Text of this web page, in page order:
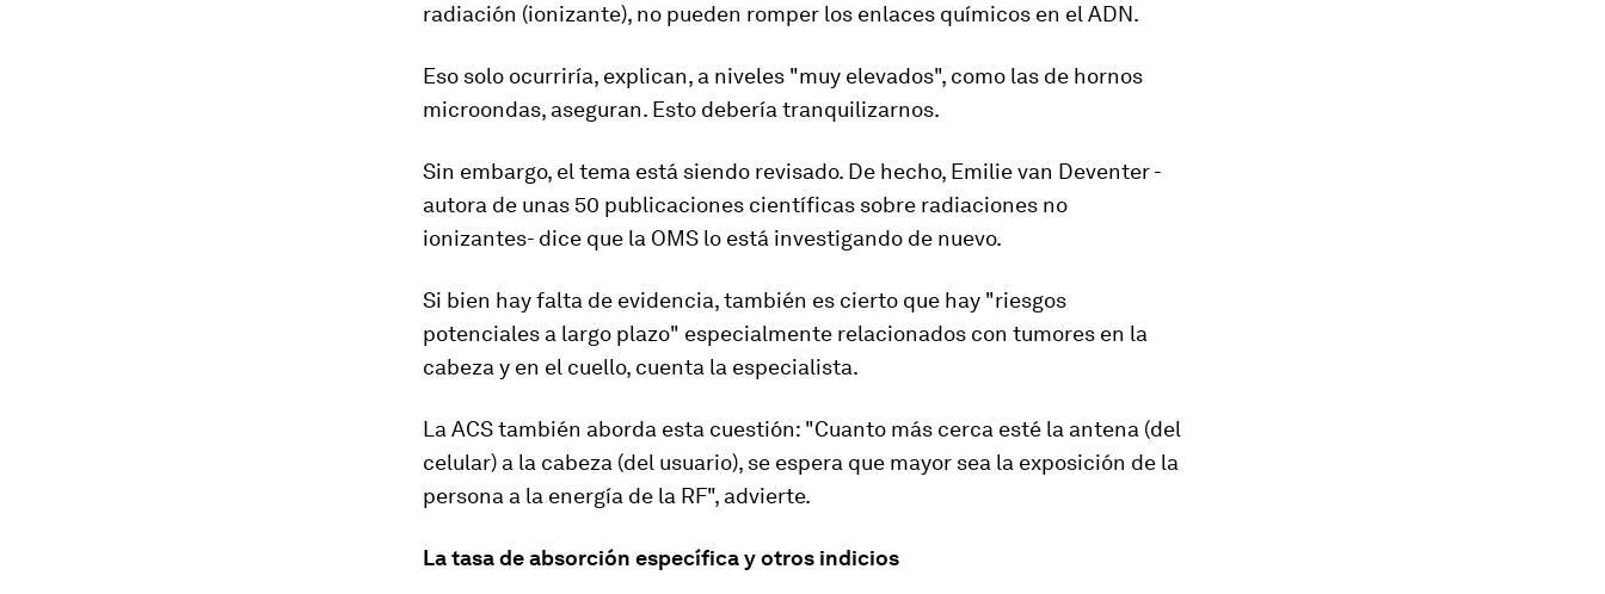
radiación (ionizante), no pueden romper los enlaces químicos en el ADN.
Eso solo ocurriría, explican, a niveles "muy elevados", como las de hornos
microondas, aseguran. Esto debería tranquilizarnos.
Sin embargo, el tema está siendo revisado. De hecho, Emilie van Deventer -
autora de unas 50 publicaciones científicas sobre radiaciones no
ionizantes- dice que la OMS lo está investigando de nuevo.
Si bien hay falta de evidencia, también es cierto que hay "riesgos
potenciales a largo plazo" especialmente relacionados con tumores en la
cabeza y en el cuello, cuenta la especialista.
La ACS también aborda esta cuestión: "Cuanto más cerca esté la antena (del
celular) a la cabeza (del usuario), se espera que mayor sea la exposición de la
persona a la energía de la RF", advierte.
La tasa de absorción específica y otros indicios